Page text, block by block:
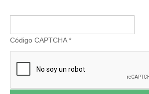
Código CAPTCHA*